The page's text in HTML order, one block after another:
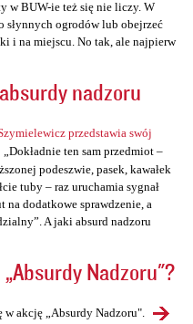
w BUW-ie też się nie liczy. W
słynnych ogrodów lub obejrzeć
i na miejscu. No tak, ale najpierw
nadzoru
przedstawia swój
„Dokładnie ten sam przedmiot –
podeszwie, pasek, kawałek
tuby – raz uruchamia sygnał
na dodatkowe sprawdzenie, a
A jaki absurd nadzoru
Nadzoru"?
w akcję „Absurdy Nadzoru".